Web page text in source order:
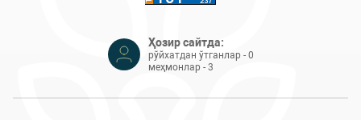
Ҳозир сайтда:
рўйхатдан ўтганлар - 0
меҳмонлар - 3